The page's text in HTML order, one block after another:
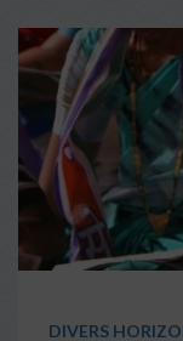
DIVERS